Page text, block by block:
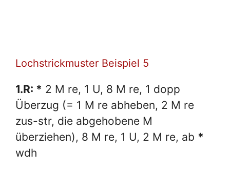
Lochstrickmuster Beispiel 5
1.R: * 2 M re, 1 U, 8 M re, 1 dopp
Überzug (= 1 M re abheben, 2 M re
zus-str, die abgehobene M
überziehen), 8 M re, 1 U, 2 M re, ab *
wdh